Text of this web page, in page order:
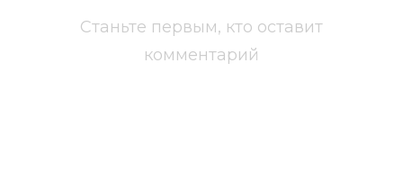
Станьте первым, кто оставит
комментарий